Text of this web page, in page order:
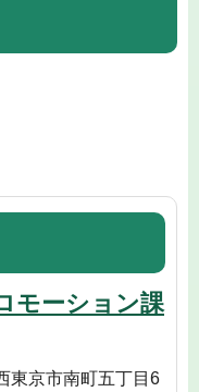
モーション課
京市南町五丁目6